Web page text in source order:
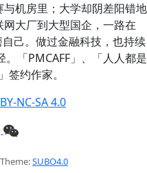
机房里；大学却阴差阳错地
大厂到大型国企，一路在
己。做过金融科技，也持续
「PMCAFF」、「人人都是
约作家。
NC-SA 4.0
SUBO4.0